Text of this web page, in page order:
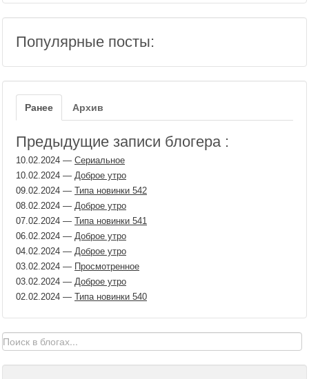
Популярные посты:
Ранее Архив
Предыдущие записи блогера :
10.02.2024 — Сериальное
10.02.2024 — Доброе утро
09.02.2024 — Типа новинки 542
08.02.2024 — Доброе утро
07.02.2024 — Типа новинки 541
06.02.2024 — Доброе утро
04.02.2024 — Доброе утро
03.02.2024 — Просмотренное
03.02.2024 — Доброе утро
02.02.2024 — Типа новинки 540